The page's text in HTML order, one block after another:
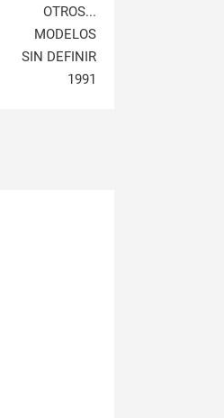
OTROS...
MODELOS
SIN DEFINIR
1991